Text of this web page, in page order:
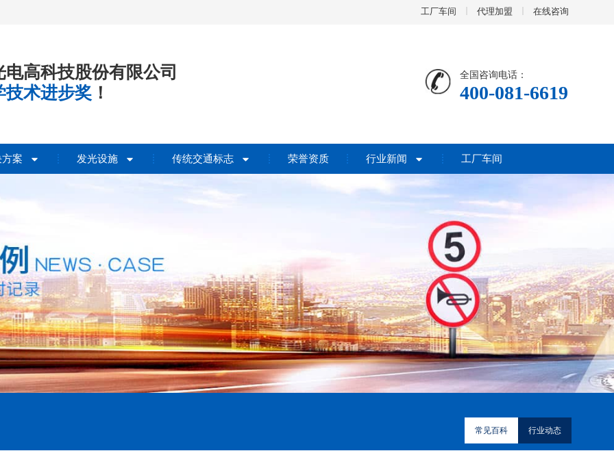
工厂车间 代理加盟 在线咨询
高科技股份有限公司
技术进步奖 ！
全国咨询电话：
400-081-6619
案 发光设施 传统交通标志 荣誉资质 行业新闻 工厂车间
常见百科 行业动态